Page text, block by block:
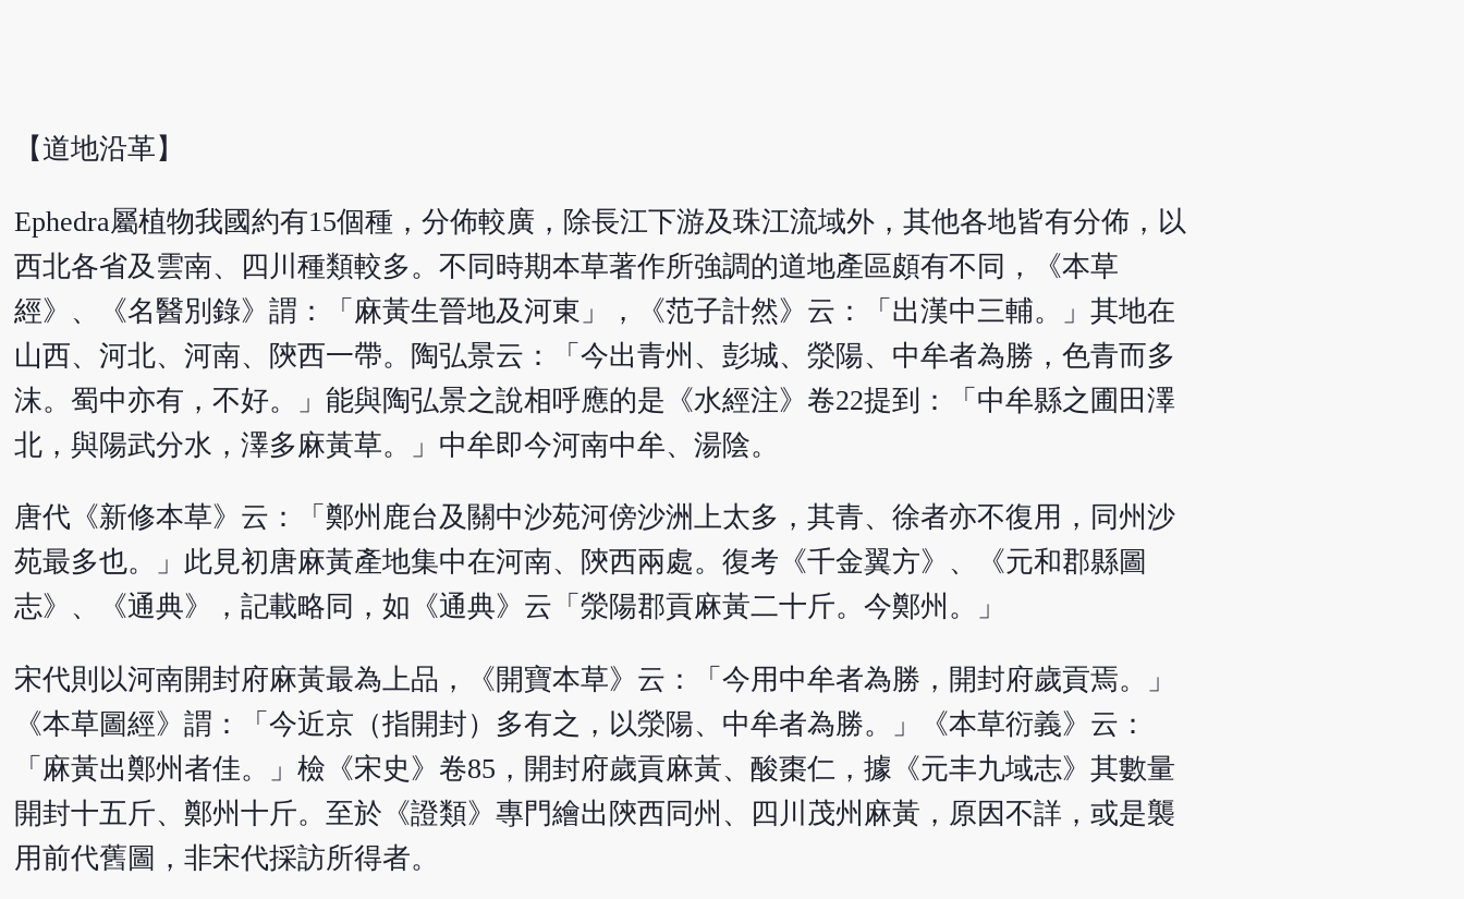
【道地沿革】
Ephedra屬植物我國約有15個種，分佈較廣，除長江下游及珠江流域外，其他各地皆有分佈，以
西北各省及雲南、四川種類較多。不同時期本草著作所強調的道地產區頗有不同，《本草
經》、《名醫別錄》謂：「麻黃生晉地及河東」，《范子計然》云：「出漢中三輔。」其地在
山西、河北、河南、陝西一帶。陶弘景云：「今出青州、彭城、滎陽、中牟者為勝，色青而多
沫。蜀中亦有，不好。」能與陶弘景之說相呼應的是《水經注》卷22提到：「中牟縣之圃田澤
北，與陽武分水，澤多麻黃草。」中牟即今河南中牟、湯陰。
唐代《新修本草》云：「鄭州鹿台及關中沙苑河傍沙洲上太多，其青、徐者亦不復用，同州沙
苑最多也。」此見初唐麻黃產地集中在河南、陝西兩處。復考《千金翼方》、《元和郡縣圖
志》、《通典》，記載略同，如《通典》云「滎陽郡貢麻黃二十斤。今鄭州。」
宋代則以河南開封府麻黃最為上品，《開寶本草》云：「今用中牟者為勝，開封府歲貢焉。」
《本草圖經》謂：「今近京（指開封）多有之，以滎陽、中牟者為勝。」《本草衍義》云：
「麻黃出鄭州者佳。」檢《宋史》卷85，開封府歲貢麻黃、酸棗仁，據《元丰九域志》其數量
開封十五斤、鄭州十斤。至於《證類》專門繪出陝西同州、四川茂州麻黃，原因不詳，或是襲
用前代舊圖，非宋代採訪所得者。